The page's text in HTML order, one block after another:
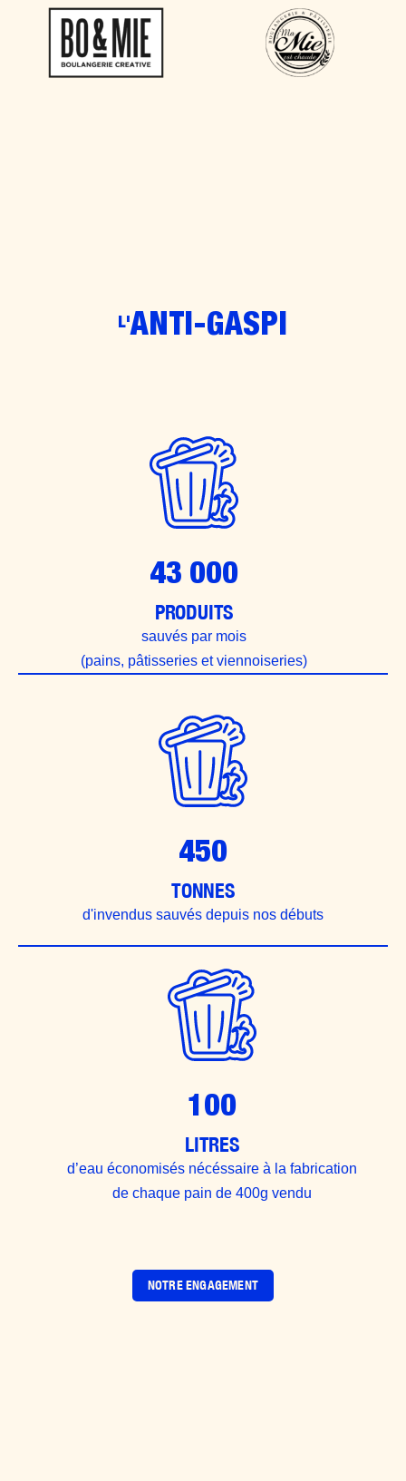
L'ANTI-GASPI
PRODUITS
43 000
sauvés par mois
(pains, pâtisseries et viennoiseries)
TONNES
450
d'invendus sauvés depuis nos débuts
LITRES
100
d’eau économisés nécéssaire à la fabrication
de chaque pain de 400g vendu
NOTRE ENGAGEMENT